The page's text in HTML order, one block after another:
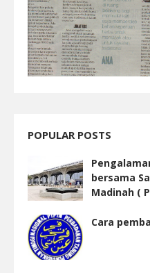
POPULAR POSTS
bersama
Madinah (
Cara